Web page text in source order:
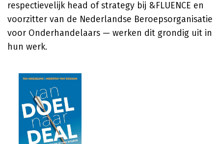
respectievelijk head of strategy bij &FLUENCE en
voorzitter van de Nederlandse Beroepsorganisatie
voor Onderhandelaars — werken dit grondig uit in
hun werk.